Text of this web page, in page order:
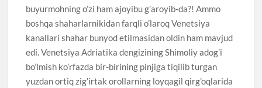
buyurmohning o’zi ham ajoyibu g’aroyib-da?! Ammo
boshqa shaharlarnikidan farqli o’laroq Venetsiya
kanallari shahar bunyod etilmasidan oldin ham mavjud
edi. Venetsiya Adriatika dengizining Shimoliy adog’i
bo’lmish ko’rfazda bir-birining pinjiga tiqilib turgan
yuzdan ortiq zig’irtak orollarning loyqagil qirg’oqlarida